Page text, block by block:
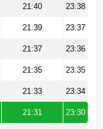
21:40 23:38
21:39 23:37
21:37 23:36
21:35 23:35
21:33 23:34
21:31 23:30